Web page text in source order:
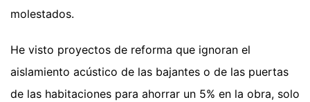
molestados.
He visto proyectos de reforma que ignoran el
aislamiento acústico de las bajantes o de las puertas
de las habitaciones para ahorrar un 5% en la obra, solo